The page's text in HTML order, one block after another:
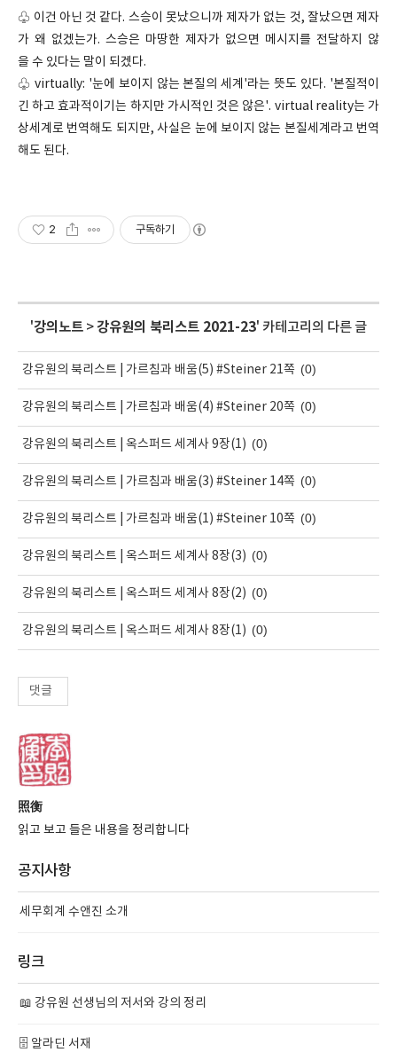
♧ 이건 아닌 것 같다. 스승이 못났으니까 제자가 없는 것, 잘났으면 제자
가 왜 없겠는가. 스승은 마땅한 제자가 없으면 메시지를 전달하지 않
을 수 있다는 말이 되겠다.
♧ virtually: '눈에 보이지 않는 본질의 세계'라는 뜻도 있다. '본질적이
긴 하고 효과적이기는 하지만 가시적인 것은 않은'. virtual reality는 가
상세계로 번역해도 되지만, 사실은 눈에 보이지 않는 본질세계라고 번역
해도 된다.
2 구독하기
'강의노트 >강유원의 북리스트 2021-23' 카테고리의 다른 글
강유원의 북리스트 | 가르침과 배움(5) #Steiner 21쪽 (0)
강유원의 북리스트 | 가르침과 배움(4) #Steiner 20쪽 (0)
강유원의 북리스트 | 옥스퍼드 세계사 9장(1) (0)
강유원의 북리스트 | 가르침과 배움(3) #Steiner 14쪽 (0)
강유원의 북리스트 | 가르침과 배움(1) #Steiner 10쪽 (0)
강유원의 북리스트 | 옥스퍼드 세계사 8장(3) (0)
강유원의 북리스트 | 옥스퍼드 세계사 8장(2) (0)
강유원의 북리스트 | 옥스퍼드 세계사 8장(1) (0)
댓글
照衡
읽고 보고 들은 내용을 정리합니다
공지사항
세무회계 수앤진 소개
링크
📖 강유원 선생님의 저서와 강의 정리
🗄️ 알라딘 서재